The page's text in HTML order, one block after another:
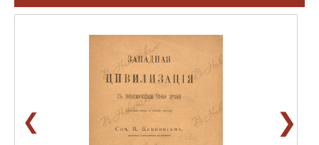
❮ ❯